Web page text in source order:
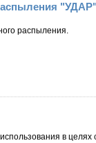
"УДАР"
распыления.
в